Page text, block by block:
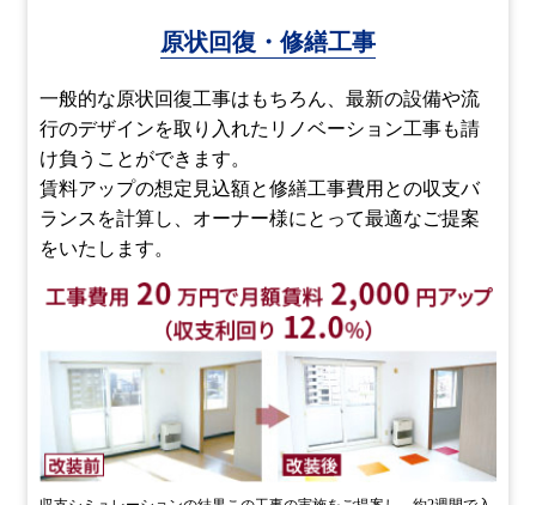
原状回復・修繕工事
一般的な原状回復工事はもちろん、最新の設備や流
行のデザインを取り入れたリノベーション工事も請
け負うことができます。
賃料アップの想定見込額と修繕工事費用との収支バ
ランスを計算し、オーナー様にとって最適なご提案
をいたします。